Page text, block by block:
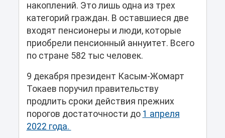
накоплений. Это лишь одна из трех
категорий граждан. В оставшиеся две
входят пенсионеры и люди, которые
приобрели пенсионный аннуитет. Всего
по стране 582 тыс человек.
9 декабря президент Касым-Жомарт
Токаев поручил правительству
продлить сроки действия прежних
порогов достаточности до 1 апреля
2022 года.